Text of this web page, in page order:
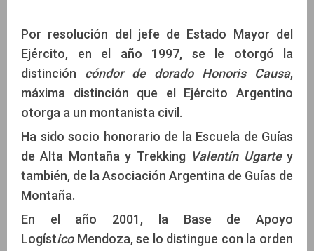
Por resolución del jefe de Estado Mayor del
Ejército, en el año 1997, se le otorgó la
distinción cóndor de dorado Honoris Causa,
máxima distinción que el Ejército Argentino
otorga a un montanista civil.
Ha sido socio honorario de la Escuela de Guías
de Alta Montaña y Trekking Valentín Ugartey
también, de la Asociación Argentina de Guías de
Montaña.
En el año 2001, la Base de Apoyo
Logístico Mendoza, se lo distingue con la orden